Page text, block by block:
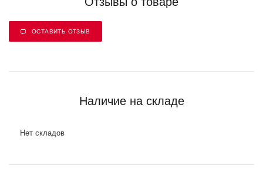
ОСТАВИТЬ ОТЗЫВ
Наличие на складе
Нет складов